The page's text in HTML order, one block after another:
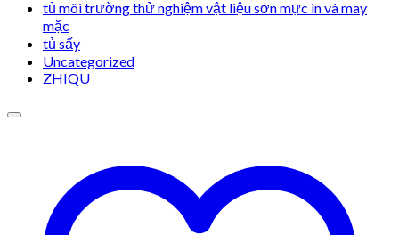
tủ môi trường thử nghiệm vật liệu sơn mực in và may
mặc
tủ sấy
Uncategorized
ZHIQU